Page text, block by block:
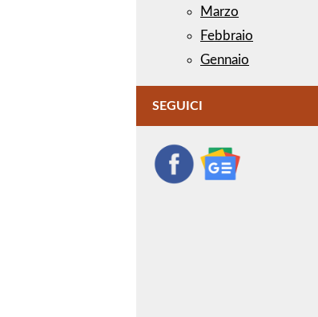
Marzo
Febbraio
Gennaio
SEGUICI